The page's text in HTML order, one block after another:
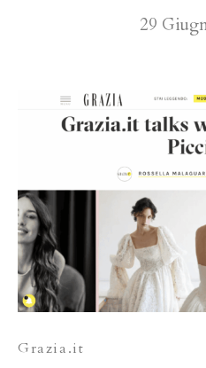
29
Grazia.it